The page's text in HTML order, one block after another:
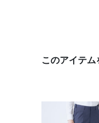
このアイテ